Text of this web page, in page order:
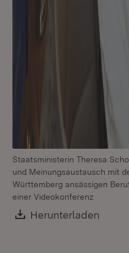
Staatsministerin Theresa
und Meinungsaustausch mit
Württemberg ansässigen
einer Videokonferenz
Download:
Herunterladen